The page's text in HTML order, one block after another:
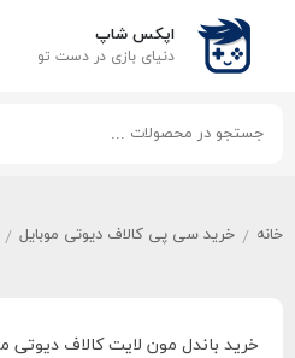
اپکس شاپ
دنیای بازی‌ در دست تو
خانه / خرید سی پی کالاف دیوتی موبایل /
خرید باندل مون لایت کالاف دیوتی